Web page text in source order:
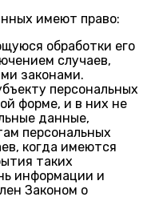
имеют право:
обработки его
случаев,
законами.
персональных
форме, и в них не
данные,
персональных
когда имеются
таких
информации и
Законом о